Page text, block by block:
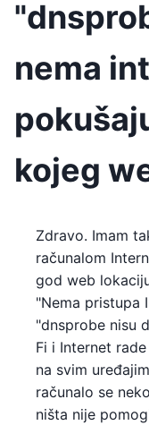
nema
kojeg
Zdravo. Imam
računalom
god web
"Nema pristupa
"dnsprobe nisu
Fi i Internet
na svim
računalo se
ništa nije